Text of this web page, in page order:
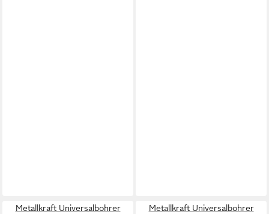
Metallkraft Universalbohrer
Metallkraft Universalbohrer